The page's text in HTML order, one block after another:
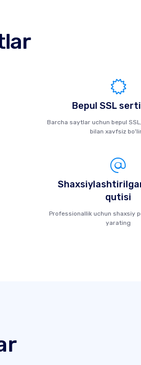
Bepul SSL
Barcha saytlar uchun bepul
bilan xavfsiz
qutisi
Professionallik uchun shaxsiy
yarating